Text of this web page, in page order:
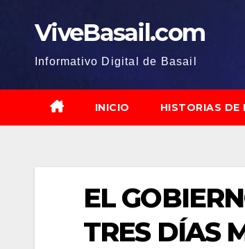
ViveBasail.com
Informativo Digital de Basail
INICIO HISTORIAS DE
EL
TRES DÍAS